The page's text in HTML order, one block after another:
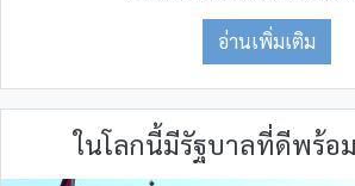
อ่านเพิ่มเติม
ในโลกนี้มีรัฐบาลที่ดีพร้อ